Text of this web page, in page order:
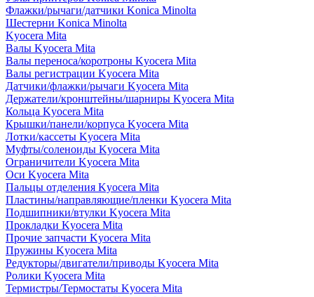
Флажки/рычаги/датчики Konica Minolta
Шестерни Konica Minolta
Kyocera Mita
Валы Kyocera Mita
Валы переноса/коротроны Kyocera Mita
Валы регистрации Kyocera Mita
Датчики/флажки/рычаги Kyocera Mita
Держатели/кронштейны/шарниры Kyocera Mita
Кольца Kyocera Mita
Крышки/панели/корпуса Kyocera Mita
Лотки/кассеты Kyocera Mita
Муфты/соленоиды Kyocera Mita
Ограничители Kyocera Mita
Оси Kyocera Mita
Пальцы отделения Kyocera Mita
Пластины/направляющие/пленки Kyocera Mita
Подшипники/втулки Kyocera Mita
Прокладки Kyocera Mita
Прочие запчасти Kyocera Mita
Пружины Kyocera Mita
Редукторы/двигатели/приводы Kyocera Mita
Ролики Kyocera Mita
Термистры/Термостаты Kyocera Mita